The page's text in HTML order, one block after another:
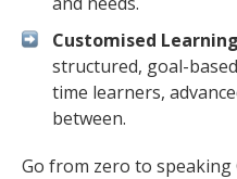
Customised
structured, goal-
time learners,
between.
Go from zero to